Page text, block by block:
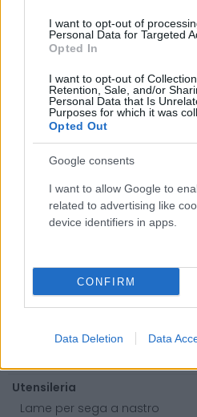
I want to opt-out of
Personal Data for Targeted
Opted In
I want to opt-out of
Retention, Sale, and/or
Personal Data that Is
Purposes for which it was
Opted Out
Google consents
I want to allow Google to
related to advertising like
device identifiers in apps.
CONFIRM
Data Deletion Data
Estintori
Valige pronto soccorso
Antinfortunistica
Calzature
Abbigliamento
Guanti
Sicurezza, Protezione
Abbigliamento alta visibilità
Prodotti chimici
Bombolette spray
Detergente mani
Grasso
Utensileria
Lame per sega a nastro